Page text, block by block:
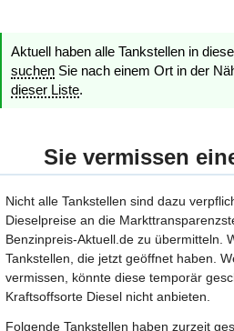
Aktuell haben alle Tankstellen in
suchen Sie nach einem Ort in der
dieser Liste.
Sie vermissen
Nicht alle Tankstellen sind dazu
Dieselpreise an die
Benzinpreis-Aktuell.de zu übermitteln.
Tankstellen, die jetzt geöffnet haben.
vermissen, könnte diese temporär
Kraftsoffsorte Diesel nicht anbieten.
Folgende Tankstellen haben zurzeit